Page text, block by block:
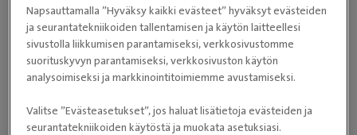
Kotona kiireisenä pitävät ravihevoset sekä muu
eläinlauma.
Napsauttamalla ”Hyväksy kaikki evästeet” hyväksyt evästeiden
ja seurantatekniikoiden tallentamisen ja käytön laitteellesi
sivustolla liikkumisen parantamiseksi, verkkosivustomme
suorituskyvyn parantamiseksi, verkkosivuston käytön
analysoimiseksi ja markkinointitoimiemme avustamiseksi.
Valitse ”Evästeasetukset”, jos haluat lisätietoja evästeiden ja
seurantatekniikoiden käytöstä ja muokata asetuksiasi.